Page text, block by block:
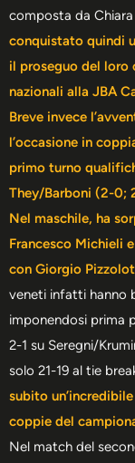
composta da Chiara
conquistato quindi
il proseguo del loro
nazionali alla JBA
Breve invece
l’occasione in
primo turno
They/Barboni (2-0;
Nel maschile, ha
Francesco Michieli
con Giorgio
veneti infatti hanno
imponendosi prima
2-1 su Seregni/
solo 21-19 al tie
subito
coppie del
Nel match del